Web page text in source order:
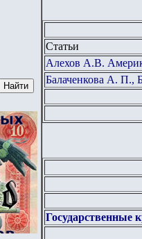
Статьи
Алехов А.В.
Балаченкова А. П.,
Государственные